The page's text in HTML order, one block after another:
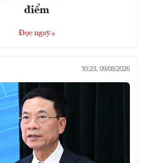
điểm
Đọc ngay
10:23, 09/08/2026